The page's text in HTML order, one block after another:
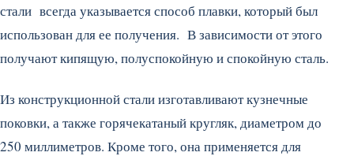
стали всегда указывается способ плавки, который был
использован для ее получения. В зависимости от этого
получают кипящую, полуспокойную и спокойную сталь.
Из конструкционной стали изготавливают кузнечные
поковки, а также горячекатаный кругляк, диаметром до
250 миллиметров. Кроме того, она применяется для